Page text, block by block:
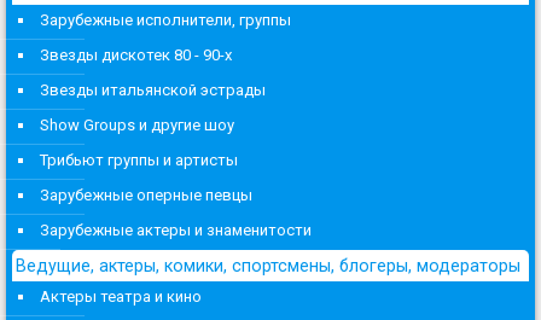
Зарубежные исполнители, группы
Звезды дискотек 80 - 90-х
Звезды итальянской эстрады
Show Groups и другие шоу
Трибьют группы и артисты
Зарубежные оперные певцы
Зарубежные актеры и знаменитости
Ведущие, актеры, комики, спортсмены, блогеры, модераторы
Актеры театра и кино